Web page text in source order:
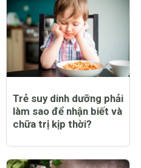
Trẻ suy dinh dưỡng phải
làm sao để nhận biết và
chữa trị kịp thời?